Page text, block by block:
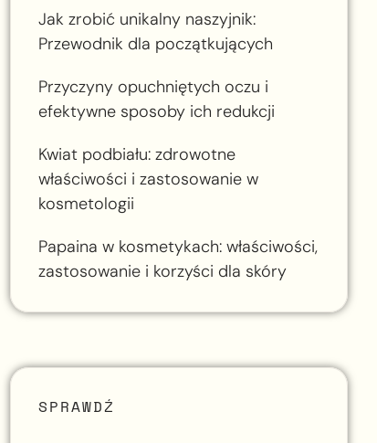
Jak zrobić unikalny naszyjnik:
Przewodnik dla początkujących
Przyczyny opuchniętych oczu i
efektywne sposoby ich redukcji
Kwiat podbiału: zdrowotne
właściwości i zastosowanie w
kosmetologii
Papaina w kosmetykach: właściwości,
zastosowanie i korzyści dla skóry
SPRAWDŹ